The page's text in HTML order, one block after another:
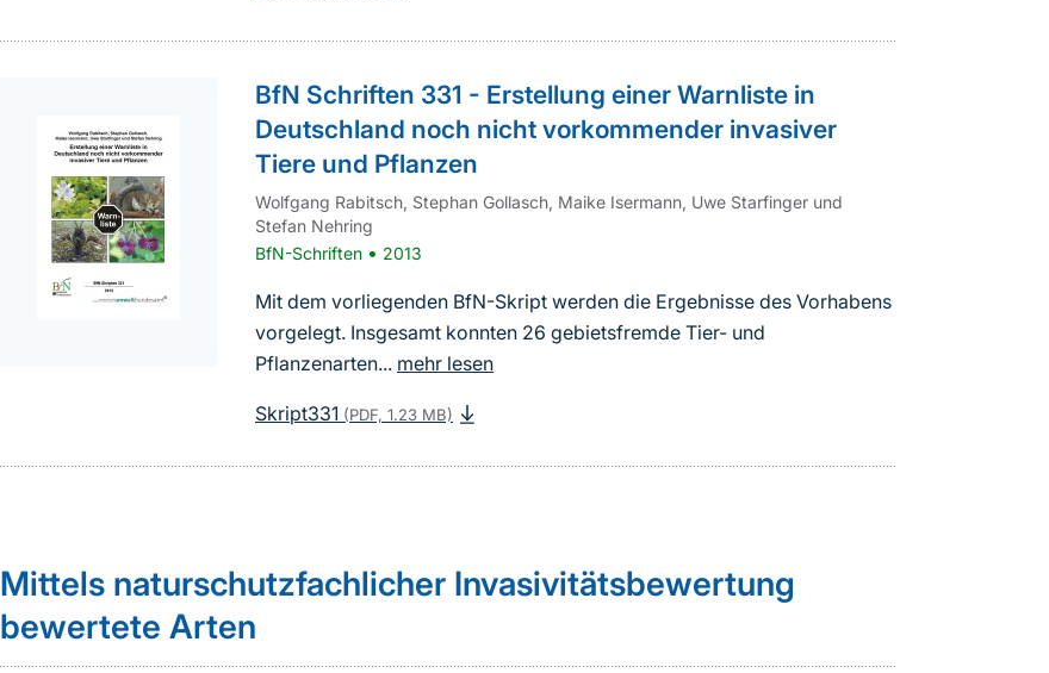
BfN Schriften 331 - Erstellung einer Warnliste in
Deutschland noch nicht vorkommender invasiver
Tiere und Pflanzen
Wolfgang Rabitsch, Stephan Gollasch, Maike Isermann, Uwe Starfinger und
Stefan Nehring
BfN-Schriften • 2013
Mit dem vorliegenden BfN-Skript werden die Ergebnisse des Vorhabens
vorgelegt. Insgesamt konnten 26 gebietsfremde Tier- und
Pflanzenarten... mehr lesen
Skript331 (PDF, 1.23 MB)
Mittels naturschutzfachlicher Invasivitätsbewertung
bewertete Arten